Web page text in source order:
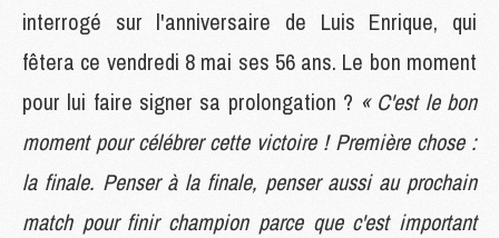
interrogé sur l'anniversaire de Luis Enrique, qui
fêtera ce vendredi 8 mai ses 56 ans. Le bon moment
pour lui faire signer sa prolongation ? « C'est le bon
moment pour célébrer cette victoire ! Première chose :
la finale. Penser à la finale, penser aussi au prochain
match pour finir champion parce que c'est important